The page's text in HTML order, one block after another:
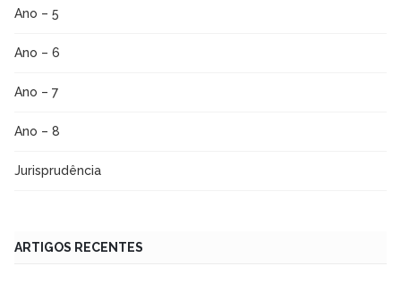
Ano – 5
Ano – 6
Ano – 7
Ano – 8
Jurisprudência
ARTIGOS RECENTES